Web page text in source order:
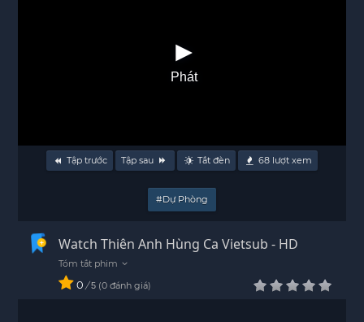
Phát
Tập trước Tập sau Tắt đèn 68 lượt xem
#Dự Phòng
Watch Thiên Anh Hùng Ca Vietsub - HD
0 / 5 0 đánh giá